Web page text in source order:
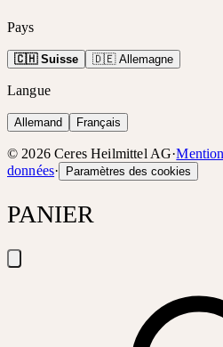
Pays
🇨🇭 Suisse 🇩🇪 Allemagne
Langue
Allemand Français
© 2026 Ceres Heilmittel AG·
données· Paramètres des cookies
PANIER